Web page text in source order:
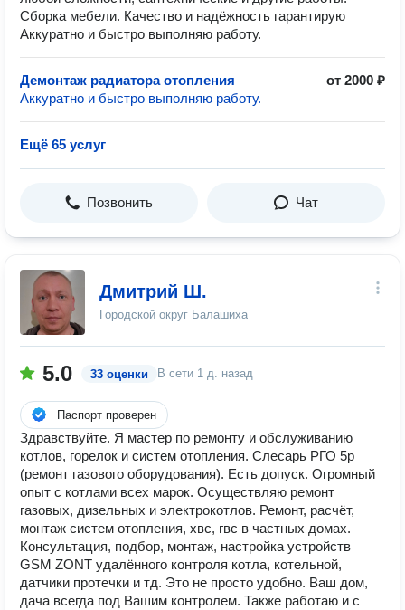
Сборка мебели. Качество и надёжность гарантирую
Аккуратно и быстро выполняю работу.
Демонтаж радиатора отопления
от 2000 ₽
Аккуратно и быстро выполняю работу.
Ещё 65 услуг
Позвонить Чат
Дмитрий Ш.
Городской округ Балашиха
5.0 33 оценки В сети 1 д. назад
Паспорт проверен
Здравствуйте. Я мастер по ремонту и обслуживанию
котлов, горелок и систем отопления. Слесарь РГО 5р
(ремонт газового оборудования). Есть допуск. Огромный
опыт с котлами всех марок. Осуществляю ремонт
газовых, дизельных и электрокотлов. Ремонт, расчёт,
монтаж систем отопления, хвс, гвс в частных домах.
Консультация, подбор, монтаж, настройка устройств
GSM ZONT удалённого контроля котла, котельной,
датчики протечки и тд. Это не просто удобно. Ваш дом,
дача всегда под Вашим контролем. Также работаю и с